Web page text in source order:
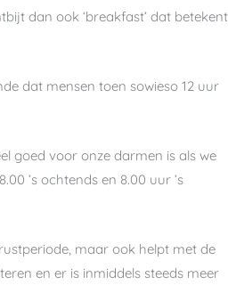
dan ook ‘breakfast’ dat betekent
dat mensen toen sowieso 12 uur
goed voor onze darmen is als we
’s ochtends en 8.00 uur ’s
maar ook helpt met de
en er is inmiddels steeds meer